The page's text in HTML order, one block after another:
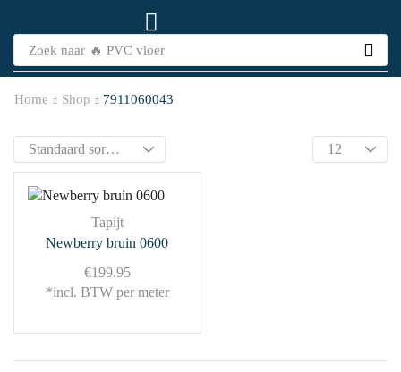
Zoek naar 🔥 PVC vloer
Home Shop 7911060043
Tapijt
Newberry bruin 0600
€199.95
*incl. BTW per meter